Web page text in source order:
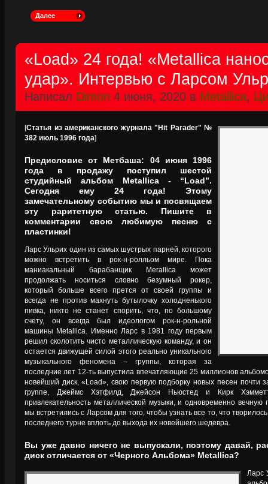
Далее
«Load» 24 года! «Metallica
удар». Интервью с Ларсом
Написал Dimon 4 июня, 2020 в Metallica,
[Статья из американского журнала "Hit Parader" №
382 июль 1996 года]
Предисловие от Метбаша: 04 июня 1996
года в продажу поступил шестой
студийный альбом Metallica - “Load”.
Сегодня ему 24 года! Этому
замечательному событию мы и посвящаем
эту раритетную статью. Пишите в
комментарии свою любимую песню с
пластинки!
Ларс Ульрих один из самых шустрых парней, которого
можно встретить в рок-н-ролльом мире. Пока
маниакальный барабанщик Merallica может
продолжать носиться словно безумный рокер,
который больше всего прется от своей группы и
всегда не против махнуть бутылочку холодненького
пивка, никто не станет спорить, что, по большому
счету, он всегда был идеологом рок-н-рольной
машины Metallica. Именно Ларс в 1981 году первым
решил сколотить чисто металлическую команду, и он
остается движущей силой этого реально уникального
музыкального феномена – группы, которая за
последние лет 12-ть выпустила впечатляющие 25 миллионов
новейший диск, «Load», свою первую подборку новых песен почти
группе, Джеймс Хэтфилд, Джейсон Ньюстед и Кирк
привлекательность металлической музыки, и одновременно вечную
мы встретились с Ларсом для того, чтобы узнать все то, что
последнего турне вплоть до выхода их новейшего шедевра.
Вы уже давно ничего не выпускали, поэтому давай,
диск отличается от «Черного Альбома» Metallica?
Ларс